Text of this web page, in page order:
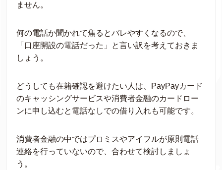
ません。
何の電話か聞かれて焦るとバレやすくなるので、
「口座開設の電話だった」と言い訳を考えておきま
しょう。
どうしても在籍確認を避けたい人は、PayPayカード
のキャッシングサービスや消費者金融のカードロー
ンに申し込むと電話なしでの借り入れも可能です。
消費者金融の中ではプロミスやアイフルが原則電話
連絡を行っていないので、合わせて検討しましょ
う。